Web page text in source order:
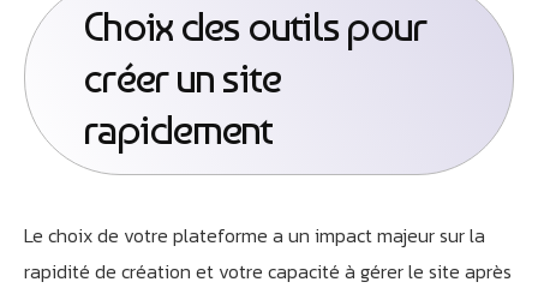
Choix des outils pour
créer un site
rapidement
Le choix de votre plateforme a un impact majeur sur la
rapidité de création et votre capacité à gérer le site après